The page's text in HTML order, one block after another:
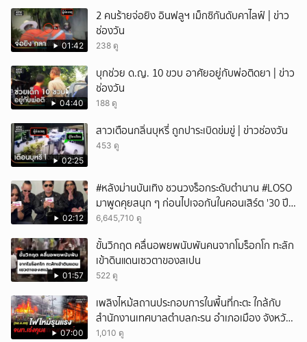
01:42
2 คนร้ายจ่อยิง อินฟลูฯ เม็กซิกันดับคาไลฟ์ | ข่าว
ช่องวัน
238 ดู
04:40
บุกช่วย ด.ญ. 10 ขวบ อาศัยอยู่กับพ่อติดยา | ข่าว
ช่องวัน
188 ดู
02:25
สาวเตือนกลิ่นบุหรี่ ถูกปาระเบิดข่มขู่ | ข่าวช่องวัน
453 ดู
02:12
#หลังม่านบันเทิง ชวนวงร็อกระดับตำนาน #LOSO
มาพูดคุยสนุก ๆ ก่อนไปเจอกันในคอนเสิร์ต '30 ปี
LOSO นานเท่าไรก็รอ'
6,645,710 ดู
01:57
ขั้นวิกฤต คลื่นอพยพนับพันคนจากโมร็อกโก ทะลัก
เข้าดินแดนเซวตาของสเปน
522 ดู
07:00
เพลิงไหม้สถานประกอบการในพื้นที่กะตะ ใกล้กับ
สำนักงานเทศบาลตำบลกะรน อำเภอเมือง จังหวัด
ภูเก็ต
1,010 ดู